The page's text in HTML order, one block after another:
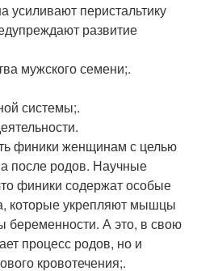
усиливают перистальтику
развитие
мужского семени;.
системы;.
финики женщинам с целью
после родов. Научные
финики содержат особые
которые укрепляют мышцы
беременности. А это, в свою
процесс родов, но и
кровотечения;.